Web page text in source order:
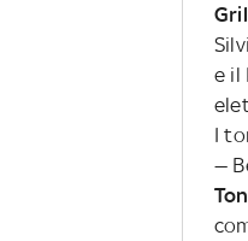
e il
I
—